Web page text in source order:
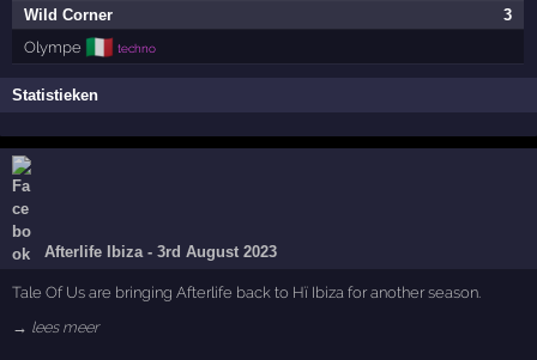
3
Wild Corner
Olympe 🇮🇹 techno
Statistieken
Afterlife Ibiza - 3rd August 2023
Tale Of Us are bringing Afterlife back to Hï Ibiza for another season.
→ lees meer